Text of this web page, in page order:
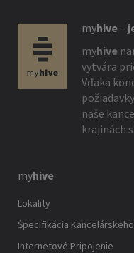
myhive–
myhive
vytvára
Vďaka
naše
krajinách
myhive
Lokality
Špecifikácia
Internetové Pripojenie